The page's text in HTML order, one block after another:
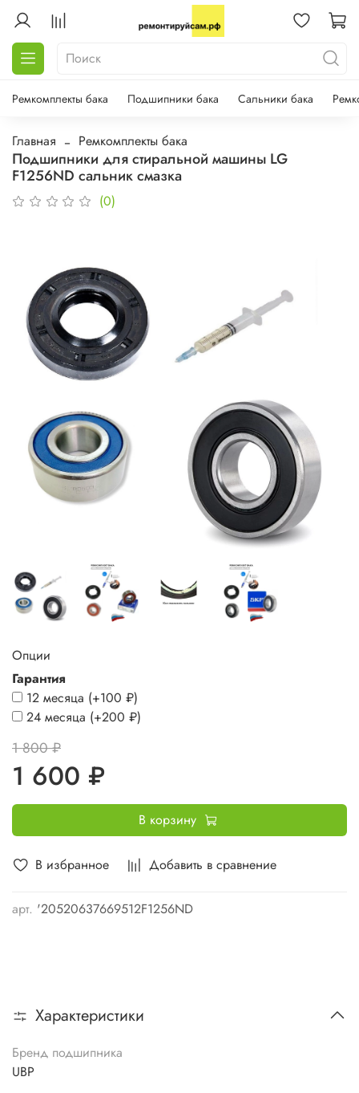
Ремкомплекты бака Подшипники бака Сальники бака
Главная Ремкомплекты бака
Подшипники для стиральной машины LG
F1256ND сальник смазка
(0)
В избранное Добавить в сравнение
арт. '20520637669512F1256ND
Опции
Гарантия
12 месяца (+100 ₽)
24 месяца (+200 ₽)
1 800 ₽
1 600 ₽
В корзину
Характеристики
Бренд подшипника
UBP